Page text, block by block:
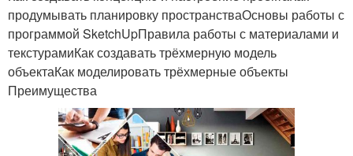
продумывать планировку пространстваОсновы работы с
программой SketchUpПравила работы с материалами и
текстурамиКак создавать трёхмерную модель
объектаКак моделировать трёхмерные объекты
Преимущества